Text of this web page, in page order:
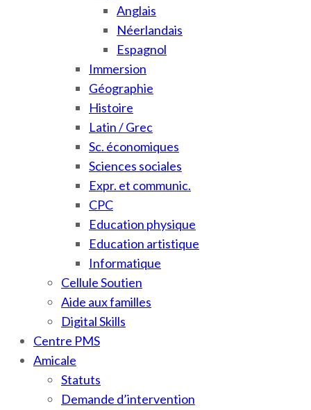
Anglais
Néerlandais
Espagnol
Immersion
Géographie
Histoire
Latin / Grec
Sc. économiques
Sciences sociales
Expr. et communic.
CPC
Education physique
Education artistique
Informatique
Cellule Soutien
Aide aux familles
Digital Skills
Centre PMS
Amicale
Statuts
Demande d’intervention